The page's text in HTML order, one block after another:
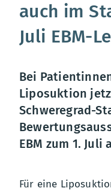
auch im
Juli EBM-
Bei
Liposuktion
Schweregrad-
EBM zum 1. Juli
Für eine